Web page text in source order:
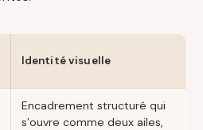
Identité visuelle
Encadrement structuré qui
s’ouvre comme deux ailes,